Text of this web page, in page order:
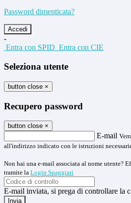
Password dimenticata?
-
Entra con SPID Entra con CIE
Seleziona utente
button close ×
Recupero password
button close ×
E-mail
all'indirizzo indicato con le istruzioni
Non hai una e-mail associata al nome utente?
tramite la Login Spaggiari
E-mail inviata, si prega di controllare la